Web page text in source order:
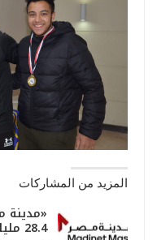
المزيد من المشاركات
«مدينة
28.4 مليار جنيه…